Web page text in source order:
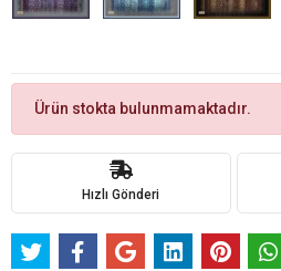
Ürün stokta bulunmamaktadır.
Hızlı Gönderi